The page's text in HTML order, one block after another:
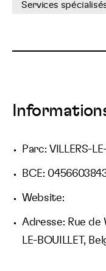
Services
Parc: VILLERS-
BCE:
Website:
Adresse: Rue de
LE-BOUILLET,